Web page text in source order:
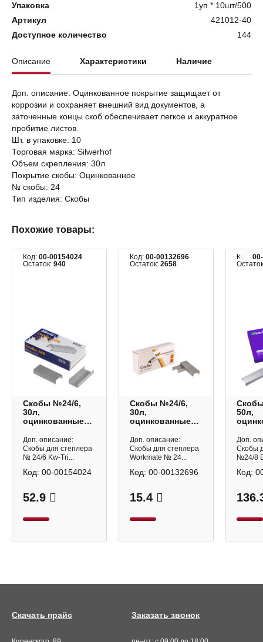
Упаковка
1уп * 10шт/500
Артикул
421012-40
Доступное количество
144
Описание Характеристики Наличие
Доп. описание: Оцинкованное покрытие защищает от
коррозии и сохраняет внешний вид документов, а
заточенные концы скоб обеспечивает легкое и аккуратное
пробитие листов.
Шт. в упаковке: 10
Торговая марка: Silwerhof
Объем скрепления: 30л
Покрытие скобы: Оцинкованное
№ скобы: 24
Тип изделия: Скобы
Похожие товары:
Код: 00-00154024
Остаток: 940
Скобы №24/6,
30л,
оцинкованные
0246 KW-Trio
Доп. описание:
Скобы для степлера
№ 24/6 Kw-Tri...
52.9
Код: 00-00154024
Код: 00-00132696
Остаток: 2658
Скобы №24/6,
30л,
оцинкованные
2211 Workmate
Доп. описание:
Скобы для степлера
Workmate № 24...
15.4
Код: 00-00132696
Код:
50л,
Доп.
Скобы
№24/8
Код:
Заказать звонок
Скачать прайс